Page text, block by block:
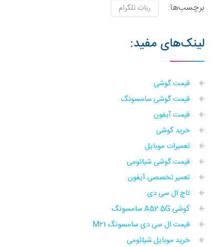
برچسب‌ها: ربات‌ تلگرام
لینک‌های مفید:
قیمت گوشی
قیمت گوشی سامسونگ
قیمت آیفون
خرید گوشی
تعمیرات موبایل
قیمت گوشی شیائومی
تعمیر تخصصی آیفون
تاچ ال سی دی
گوشی A52 5G سامسونگ
قیمت ال سی دی سامسونگ M21
خرید موبایل شیائومی